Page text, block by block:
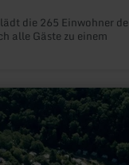
die 265 Einwohner
alle Gäste zu einem